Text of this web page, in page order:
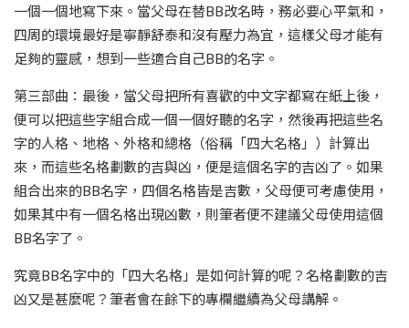
一個一個地寫下來。當父母在替BB改名時，務必要心平氣和，
四周的環境最好是寧靜舒泰和沒有壓力為宜，這樣父母才能有
足夠的靈感，想到一些適合自己BB的名字。
第三部曲：最後，當父母把所有喜歡的中文字都寫在紙上後，
便可以把這些字組合成一個一個好聽的名字，然後再把這些名
字的人格、地格、外格和總格（俗稱「四大名格」）計算出
來，而這些名格劃數的吉與凶，便是這個名字的吉凶了。如果
組合出來的BB名字，四個名格皆是吉數，父母便可考慮使用，
如果其中有一個名格出現凶數，則筆者便不建議父母使用這個
BB名字了。
究竟BB名字中的「四大名格」是如何計算的呢？名格劃數的吉
凶又是甚麼呢？筆者會在餘下的專欄繼續為父母講解。